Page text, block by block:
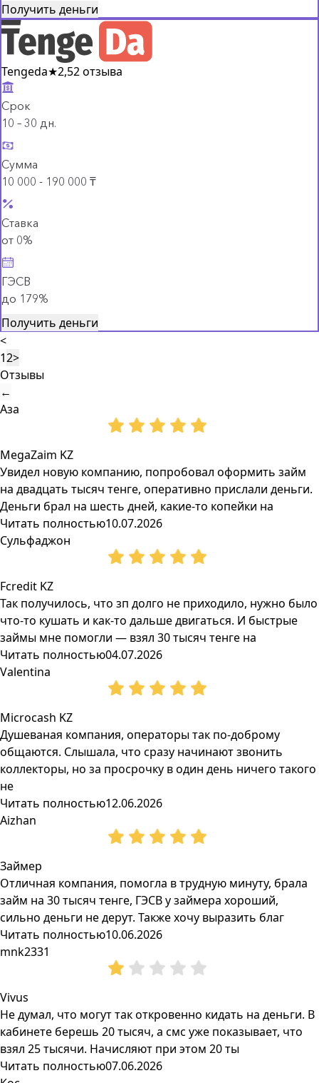
Получить деньги
Tengeda★2,52 отзыва
Срок
10 – 30 дн.
Сумма
10 000 - 190 000 ₸
Ставка
от 0%
ГЭСВ
до 179%
Получить деньги
<
12>
Отзывы
←
Аза
MegaZaim KZ
Увидел новую компанию, попробовал оформить займ
на двадцать тысяч тенге, оперативно прислали деньги.
Деньги брал на шесть дней, какие-то копейки на
Читать полностью10.07.2026
Сульфаджон
Fcredit KZ
Так получилось, что зп долго не приходило, нужно было
что-то кушать и как-то дальше двигаться. И быстрые
займы мне помогли — взял 30 тысяч тенге на
Читать полностью04.07.2026
Valentina
Microcash KZ
Душеваная компания, операторы так по-доброму
общаются. Слышала, что сразу начинают звонить
коллекторы, но за просрочку в один день ничего такого
не
Читать полностью12.06.2026
Aizhan
Займер
Отличная компания, помогла в трудную минуту, брала
займ на 30 тысяч тенге, ГЭСВ у займера хороший,
сильно деньги не дерут. Также хочу выразить благ
Читать полностью10.06.2026
mnk2331
Vivus
Не думал, что могут так откровенно кидать на деньги. В
кабинете берешь 20 тысяч, а смс уже показывает, что
взял 25 тысячи. Начисляют при этом 20 ты
Читать полностью07.06.2026